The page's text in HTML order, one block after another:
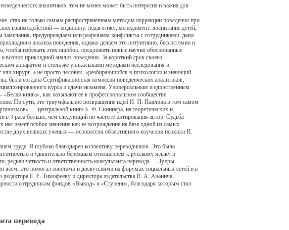
аналитиков, тем не менее может быть интересна и важна для
став не только самым распространенным методом коррекции поведения при
взаимодействий — медицину, педагогику, менеджмент, воспитание детей,
предупреждаем или разрешаем конфликты с сотрудниками, даем
анализа поведения, однако делаем это интуитивно, бессистемно и
избежать этих ошибок, предложить новые научно обоснованные
прикладной анализ поведения. За короткий срок своего
аппаратом и столь же уникальными методами исследования и
хирург, а не просто человек, «разбирающийся в психологии и знающий,
была создана Сертификационная комиссия поведенческих аналитиков,
курса и сдачи экзамена. Универсальным и единственным
книга», как называют ее в профессиональном сообществе.
По сути, это триумфальное возвращение идей И. П. Павлова в том самом
— центральной книге Б. Ф. Скиннера, на теоретических и
в 3 раза больше, чем следующий по частоте цитирования автор. Судьба
имеет особое значение как ее возрождение на базе одной из самых
двух великих ученых — основателя объективного изучения психики И.
труде. Я глубоко благодарен коллективу переводчиков. Это была
и удивительно бережным отношением к русскому языку и
четкость и ответственность консультанта перевода — Зухры
кто помогал советами и дискуссиями на форумах социальных сетей и в
Е. Р. Тимофееву и директора издательства В. А. Ананича,
сотрудникам фондов «Выход» и «Ступени», благодаря которым стал
перевода